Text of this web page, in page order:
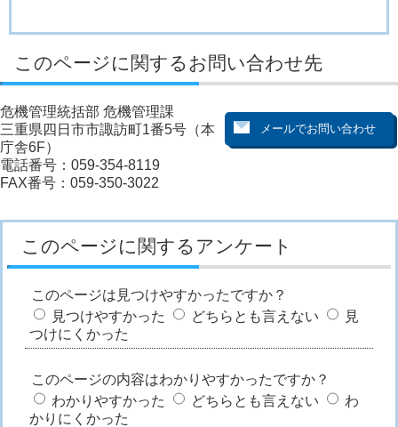
このページに関するお問い合わせ先
危機管理統括部 危機管理課
三重県四日市市諏訪町1番5号（本
庁舎6F）
電話番号：059-354-8119
FAX番号：059-350-3022
このページに関するアンケート
このページは見つけやすかったですか？
見つけやすかった
どちらとも言えない
見
つけにくかった
このページの内容はわかりやすかったですか？
わかりやすかった
どちらとも言えない
わ
かりにくかった